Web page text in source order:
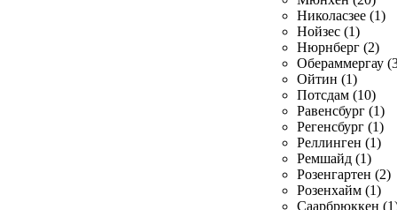
Николасзее (1)
Нойзес (1)
Нюрнберг (2)
Обераммергау
Ойтин (1)
Потсдам (10)
Равенсбург (1)
Регенсбург (1)
Реллинген (1)
Ремшайд (1)
Розенгартен (2)
Розенхайм (1)
Саарбрюккен